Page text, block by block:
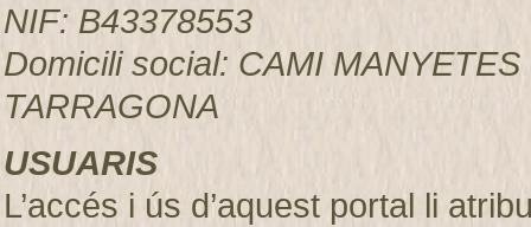
NIF: B43378553
Domicili social: CAMI
TARRAGONA
USUARIS
L’accés i ús d’aquest portal li